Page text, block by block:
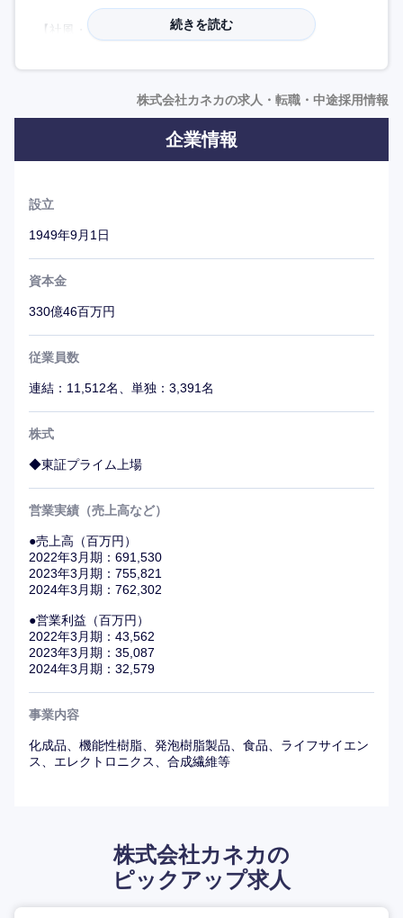
【社風・風土】
●通勤時間の負荷を軽減する為に月4回自宅で勤務できる制
度の導入や、柔軟な勤務制度、住宅手当の充実など、ライ
フイベントとキャリアの両立を支援するための制度を整え
続きを読む
株式会社カネカの求人・転職・中途採用情報
企業情報
設立
1949年9月1日
資本金
330億46百万円
従業員数
連結：11,512名、単独：3,391名
株式
◆東証プライム上場
営業実績（売上高など）
●売上高（百万円）
2022年3月期：691,530
2023年3月期：755,821
2024年3月期：762,302
●営業利益（百万円）
2022年3月期：43,562
2023年3月期：35,087
2024年3月期：32,579
事業内容
化成品、機能性樹脂、発泡樹脂製品、食品、ライフサイエン
ス、エレクトロニクス、合成繊維等
株式会社カネカの
ピックアップ求人